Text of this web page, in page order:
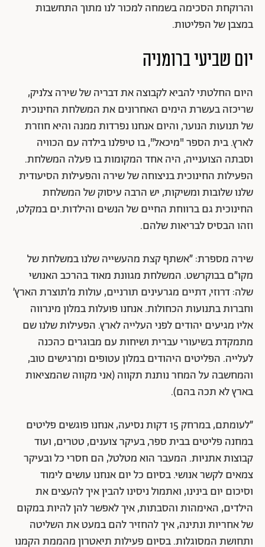
והרוקחת הסכימה בשמחה למכור לנו מתוך התחשבות
במצבן של הפליטות.
יום שביעי ברומניה
היום החלטתי להביא לקבוצה את דבריה של שירה צלניק,
שריכזה בעשרת הימים האחרונים את המשלחת החינוכית
של תנועות הנוער, והיום אנחנו נפרדות ממנה והיא חוזרת
לארץ. בית הספר "מיכאל", בו טיפלנו בילדה עם הכוויה
וסבתה הצוענייה, היה אחד המקומות בו פעלה המשלחת.
הפעילות החינוכית בניצוחה של שירה והפעילות הסיעודית
שלנו שלובות ומשיקות, יש הרבה עיסוק של המשלחת
החינוכית גם ברווחת החיים של הנשים והילדות.ים במקלט,
וזהו הבסיס לבריאות שלהם.
שירה מספרת: ״אשתף קצת מהעשייה שלנו במשלחת של
מקו״ם בבוקרשט. המשלחת מגוונת מאוד בהרכב האנושי
שלה: דרוזי, דתיים מגרעינים תורניים, עולות מ׳תוצרת הארץ׳
וחברות בתנועות הכחולות. אנחנו פועלות במלון מינרווה
אליו מגיעים יהודים לפני העלייה לארץ. הפעילות שלנו שם
מתמקדת בשיעורי עברית ושיחות עם מבוגרים כהכנה
לעלייה. הפליטים היהודים במלון עטופים ומרגישים טוב,
והמחשבה על המחר נותנת תקווה (אני מקווה שהמציאות
בארץ לא תכה בהם).
״לעומתם, במרחק 15 דקות נסיעה, אנחנו פוגשים פליטים
במחנה פליטים בבית ספר, בעיקר צוענים, טטרים, ועוד
קבוצות אתניות. המעבר הוא מטלטל, הם חסרי כל ובעיקר
צמאים לקשר אנושי. בסיום כל יום אנחנו עושים לימוד
וסיכום יום בינינו, ואתמול ניסינו להבין איך להעצים את
הילדים, האימהות והסבתות, איך לאפשר להן להיות במקום
של אחריות ונתינה, איך להחזיר להם במעט את השליטה
ותחושת המסוגלות. בסיום פעילות תיאטרון מהממת הקמנו